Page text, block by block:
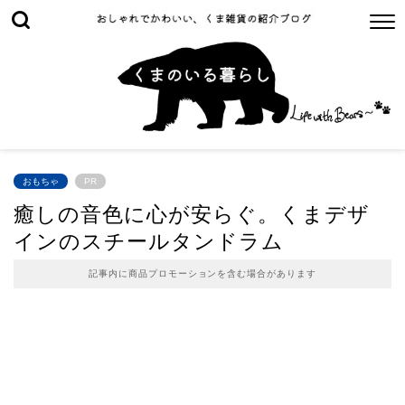
おもちゃ PR
癒しの音色に心が安らぐ。くまデザ
インのスチールタンドラム
記事内に商品プロモーションを含む場合があります